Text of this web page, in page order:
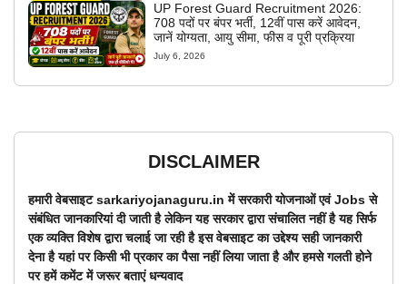
UP Forest Guard Recruitment 2026:
708 पदों पर बंपर भर्ती, 12वीं पास करें आवेदन,
जानें योग्यता, आयु सीमा, फीस व पूरी प्रक्रिया
July 6, 2026
DISCLAIMER
हमारी वेबसाइट sarkariyojanaguru.in में सरकारी योजनाओं एवं Jobs से
संबंधित जानकारियां दी जाती है लेकिन यह सरकार द्वारा संचालित नहीं है यह सिर्फ
एक व्यक्ति विशेष द्वारा चलाई जा रही है इस वेबसाइट का उद्देश्य सही जानकारी
देना है यहां पर किसी भी प्रकार का पैसा नहीं लिया जाता है और हमसे गलती होने
पर हमें कमेंट में जरूर बताएं धन्यवाद